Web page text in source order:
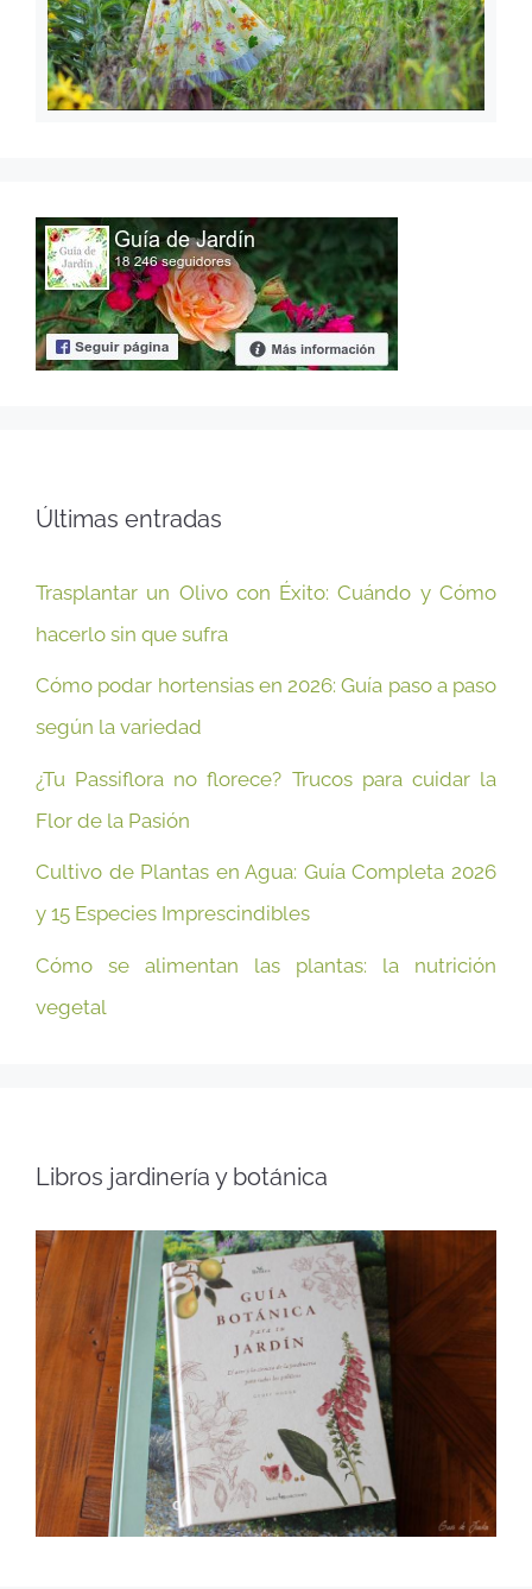
Últimas entradas
Trasplantar un Olivo con Éxito: Cuándo y Cómo
hacerlo sin que sufra
Cómo podar hortensias en 2026: Guía paso a paso
según la variedad
¿Tu Passiflora no florece? Trucos para cuidar la
Flor de la Pasión
Cultivo de Plantas en Agua: Guía Completa 2026
y 15 Especies Imprescindibles
Cómo se alimentan las plantas: la nutrición
vegetal
Libros jardinería y botánica